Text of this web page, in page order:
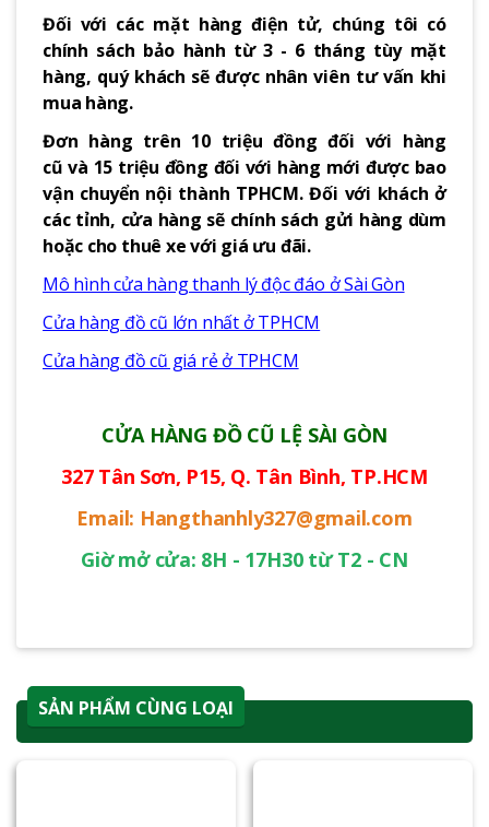
Đối với các mặt hàng điện tử, chúng tôi có
chính sách bảo hành từ 3 - 6 tháng tùy mặt
hàng, quý khách sẽ được nhân viên tư vấn khi
mua hàng.
Đơn hàng trên 10 triệu đồng đối với hàng
cũ và 15 triệu đồng đối với hàng mới được bao
vận chuyển nội thành TPHCM. Đối với khách ở
các tỉnh, cửa hàng sẽ chính sách gửi hàng dùm
hoặc cho thuê xe với giá ưu đãi.
Mô hình cửa hàng thanh lý độc đáo ở Sài Gòn
Cửa hàng đồ cũ lớn nhất ở TPHCM
Cửa hàng đồ cũ giá rẻ ở TPHCM
CỬA HÀNG ĐỒ CŨ LỆ SÀI GÒN
327 Tân Sơn, P15, Q. Tân Bình, TP.HCM
Email: Hangthanhly327@gmail.com
Giờ mở cửa: 8H - 17H30 từ T2 - CN
SẢN PHẨM CÙNG LOẠI